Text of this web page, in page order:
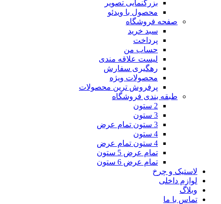
بزرگنمایی تصویر
محصول با ویدئو
صفحه فروشگاه
سبد خرید
پرداخت
حساب من
لیست علاقه مندی
رهگیری سفارش
محصولات ویژه
پرفروش ترین محصولات
طبقه بندی فروشگاه
2 ستون
3 ستون
3 ستون تمام عرض
4 ستون
4 ستون تمام عرض
تمام عرض 5 ستون
تمام عرض 6 ستون
لاستیک و چرخ
لوازم داخلی
وبلاگ
تماس با ما